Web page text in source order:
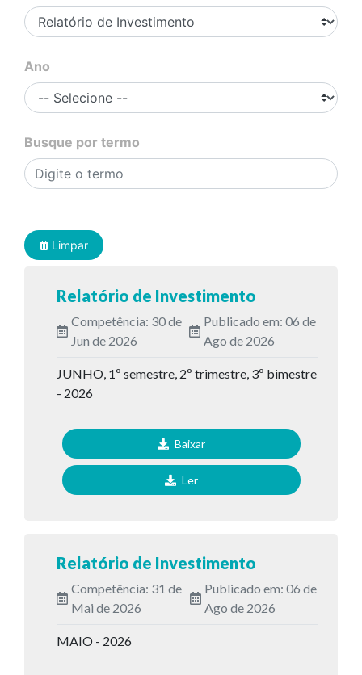
Ano
Busque por termo
Limpar
Relatório de Investimento
Competência: 30 de
Jun de 2026
Publicado em: 06 de
Ago de 2026
JUNHO, 1º semestre, 2º trimestre, 3º bimestre
- 2026
Baixar
Ler
Relatório de Investimento
Competência: 31 de
Mai de 2026
Publicado em: 06 de
Ago de 2026
MAIO - 2026